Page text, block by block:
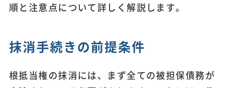
順と注意点について詳しく解説します。
抹消手続きの前提条件
根抵当権の抹消には、まず全ての被担保債務が